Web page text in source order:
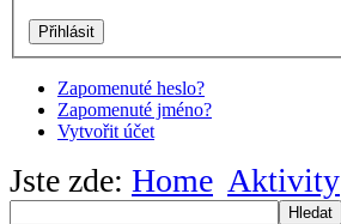
Zapomenuté heslo?
Zapomenuté jméno?
Vytvořit účet
Jste zde: Home Aktivity
Hledat